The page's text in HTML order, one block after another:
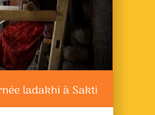
ladakhi à Sakti